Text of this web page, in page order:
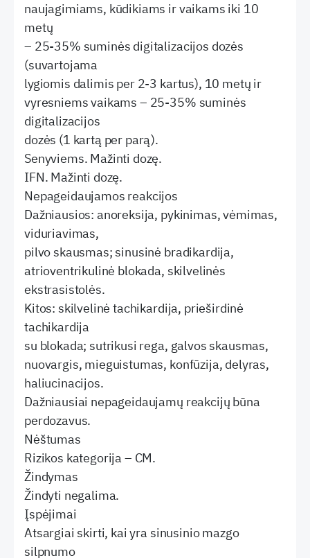
naujagimiams, kūdikiams ir vaikams iki 10
metų
– 25-35% suminės digitalizacijos dozės
(suvartojama
lygiomis dalimis per 2-3 kartus), 10 metų ir
vyresniems vaikams – 25-35% suminės
digitalizacijos
dozės (1 kartą per parą).
Senyviems. Mažinti dozę.
IFN. Mažinti dozę.
Nepageidaujamos reakcijos
Dažniausios: anoreksija, pykinimas, vėmimas,
viduriavimas,
pilvo skausmas; sinusinė bradikardija,
atrioventrikulinė blokada, skilvelinės
ekstrasistolės.
Kitos: skilvelinė tachikardija, prieširdinė
tachikardija
su blokada; sutrikusi rega, galvos skausmas,
nuovargis, mieguistumas, konfūzija, delyras,
haliucinacijos.
Dažniausiai nepageidaujamų reakcijų būna
perdozavus.
Nėštumas
Rizikos kategorija – CM.
Žindymas
Žindyti negalima.
Įspėjimai
Atsargiai skirti, kai yra sinusinio mazgo
silpnumo